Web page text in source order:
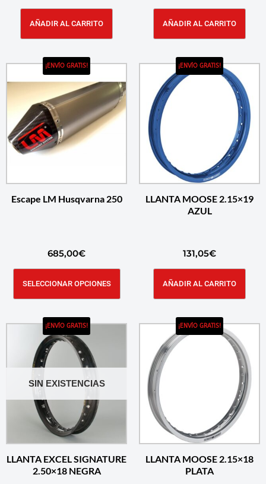
AÑADIR AL CARRITO AÑADIR AL CARRITO
¡ENVÍO GRATIS!
Escape LM Husqvarna 250
685,00€
SELECCIONAR OPCIONES
¡ENVÍO GRATIS!
LLANTA MOOSE 2.15×19
AZUL
131,05€
AÑADIR AL CARRITO
SIN EXISTENCIAS
¡ENVÍO GRATIS!
LLANTA EXCEL SIGNATURE
2.50×18 NEGRA
¡ENVÍO GRATIS!
LLANTA MOOSE 2.15×18
PLATA